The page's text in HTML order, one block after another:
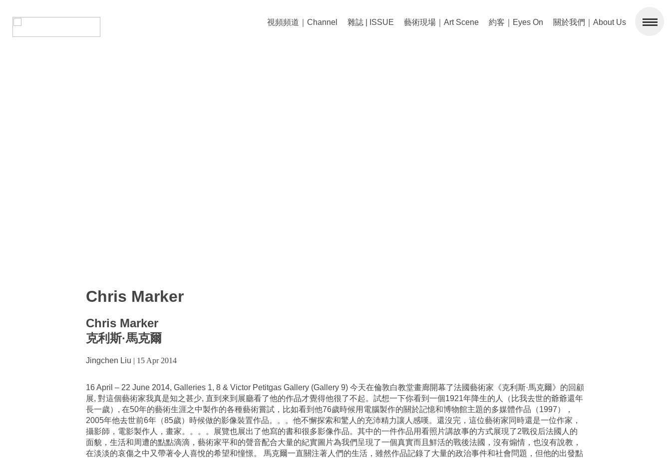
視頻頻道｜Channel 雜誌 | ISSUE 藝術現場｜Art Scene 約客｜Eyes On 關於我們｜About Us
Chris Marker
Chris Marker
克利斯·馬克爾
Jingchen Liu | 15 Apr 2014
16 April – 22 June 2014, Galleries 1, 8 & Victor Petitgas Gallery (Gallery 9) 今天在倫敦白教堂畫廊開幕了法國藝術家《克利斯·馬克爾》的回顧
展, 對這個藝術家我真是知之甚少, 直到來到展廳看了他的作品才覺得他很了不起。試想一下你看到一個1921年降生的人（比我去世的爺爺還年
長一歲）, 在50年的藝術生涯之中製作的各種藝術嘗試，比如看到他76歲時候用電腦製作的關於記憶和博物館主題的多媒體作品（1997），
2005年他去世前6年（85歲）時候做的影像裝置作品。。。他不懈探索和驚人的充沛精力讓人感嘆。還沒完，這位藝術家同時還是一位作家，
攝影師，電影製作人，畫家。。。。展覽也展出了他寫的書和很多影像作品。其中的一件作品用看照片講故事的方式展現了2戰役后法國人的
面貌，生活和周遭的點點滴滴，藝術家平和的聲音配合大量的紀實圖片為我們呈現了一個真實而且鮮活的戰後法國，沒有煽情，也沒有說教，
在淡淡的哀傷之中又帶著令人喜悅的希望和憧憬。 馬克爾一直關注著人們的生活，雖然作品記錄了大量的政治事件和社會問題，但他的出發點